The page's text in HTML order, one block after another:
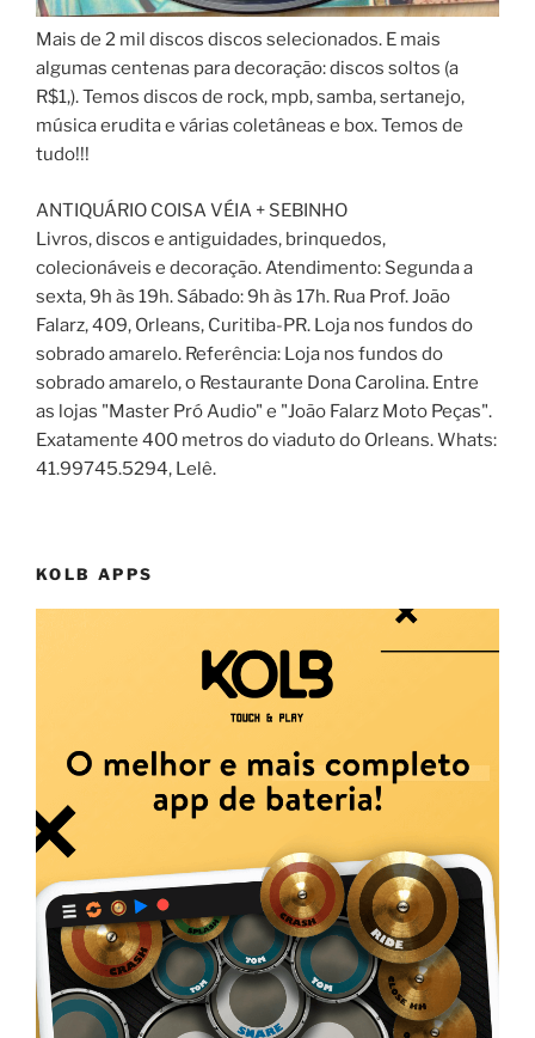
Mais de 2 mil discos discos selecionados. E mais
algumas centenas para decoração: discos soltos (a
R$1,). Temos discos de rock, mpb, samba, sertanejo,
música erudita e várias coletâneas e box. Temos de
tudo!!!
ANTIQUÁRIO COISA VÉIA + SEBINHO
Livros, discos e antiguidades, brinquedos,
colecionáveis e decoração. Atendimento: Segunda a
sexta, 9h às 19h. Sábado: 9h às 17h. Rua Prof. João
Falarz, 409, Orleans, Curitiba-PR. Loja nos fundos do
sobrado amarelo. Referência: Loja nos fundos do
sobrado amarelo, o Restaurante Dona Carolina. Entre
as lojas "Master Pró Audio" e "João Falarz Moto Peças".
Exatamente 400 metros do viaduto do Orleans. Whats:
41.99745.5294, Lelê.
KOLB APPS